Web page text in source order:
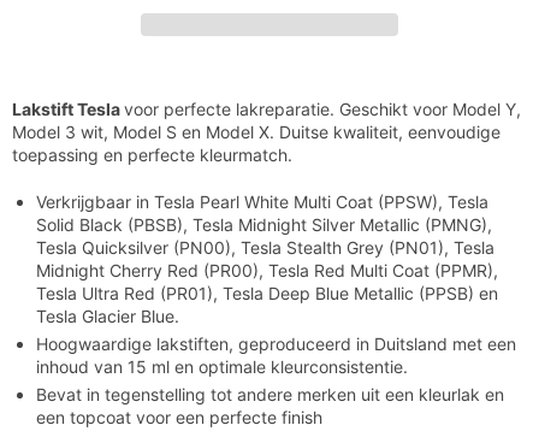
Lakstift Teslavoor perfecte lakreparatie. Geschikt voor Model Y,
Model 3 wit, Model S en Model X. Duitse kwaliteit, eenvoudige
toepassing en perfecte kleurmatch.
Verkrijgbaar in Tesla Pearl White Multi Coat (PPSW), Tesla
Solid Black (PBSB), Tesla Midnight Silver Metallic (PMNG),
Tesla Quicksilver (PN00), Tesla Stealth Grey (PN01), Tesla
Midnight Cherry Red (PR00), Tesla Red Multi Coat (PPMR),
Tesla Ultra Red (PR01), Tesla Deep Blue Metallic (PPSB) en
Tesla Glacier Blue.
Hoogwaardige lakstiften, geproduceerd in Duitsland met een
inhoud van 15 ml en optimale kleurconsistentie.
Bevat in tegenstelling tot andere merken uit een kleurlak en
een topcoat voor een perfecte finish